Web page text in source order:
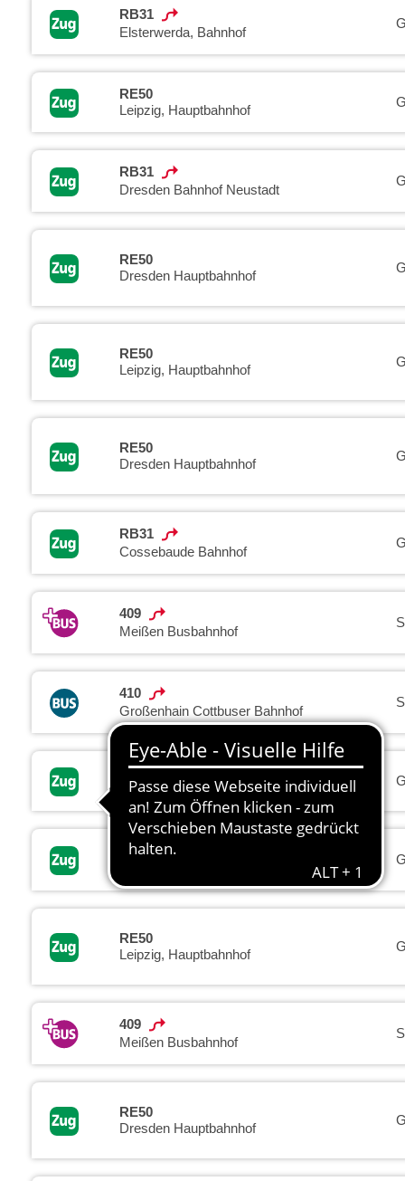
RB31
Elsterwerda, Bahnhof
RE50
Leipzig, Hauptbahnhof
RB31
Dresden Bahnhof Neustadt
RE50
Dresden Hauptbahnhof
RE50
Leipzig, Hauptbahnhof
RE50
Dresden Hauptbahnhof
RB31
Cossebaude Bahnhof
409
Meißen Busbahnhof
410
Großenhain Cottbuser Bahnhof
RE18
Dresden Bahnhof Neustadt
RB31
RE50
Leipzig, Hauptbahnhof
409
Meißen Busbahnhof
RE50
Dresden Hauptbahnhof